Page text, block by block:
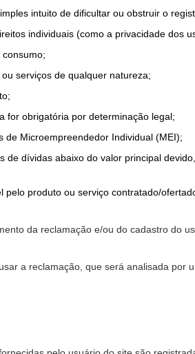
intuito de dificultar ou obstruir o
individuais (como a privacidade dos
serviços de qualquer natureza;
for obrigatória por determinação legal;
de Microempreendedor Individual (MEI);
dívidas abaixo do valor principal
produto ou serviço contratado/
da reclamação e/ou do cadastro do
a reclamação, que será analisada por